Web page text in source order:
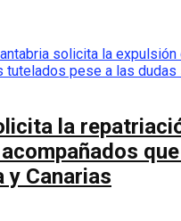
la
y Canarias